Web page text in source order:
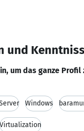
und
um das ganze Profil
Windows
Virtualization